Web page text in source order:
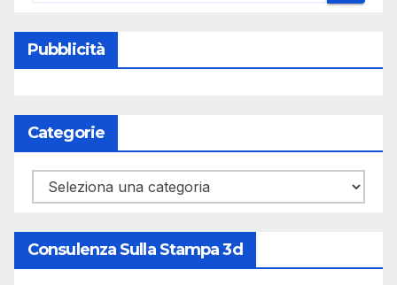
Pubblicità
Categorie
Categorie
Consulenza Sulla Stampa 3d